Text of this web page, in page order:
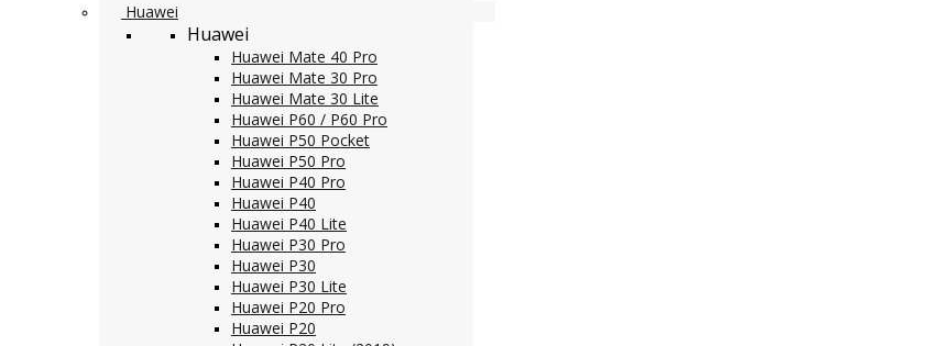
Huawei
Huawei
Huawei Mate 40 Pro
Huawei Mate 30 Pro
Huawei Mate 30 Lite
Huawei P60 / P60 Pro
Huawei P50 Pocket
Huawei P50 Pro
Huawei P40 Pro
Huawei P40
Huawei P40 Lite
Huawei P30 Pro
Huawei P30
Huawei P30 Lite
Huawei P20 Pro
Huawei P20